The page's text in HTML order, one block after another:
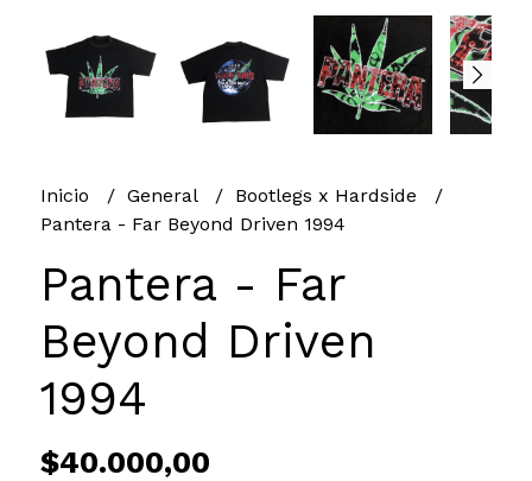
Inicio General
Bootlegs x Hardside
Pantera - Far Beyond Driven 1994
Pantera - Far
Beyond Driven
1994
$40.000,00